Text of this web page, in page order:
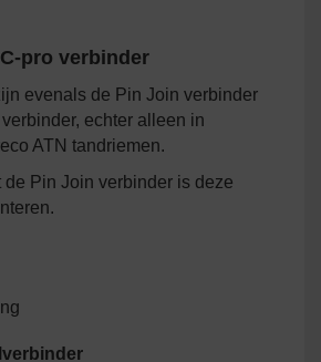
pro verbinder
evenals de Pin Join verbinder
echter alleen in
ATN tandriemen.
de Pin Join verbinder is deze